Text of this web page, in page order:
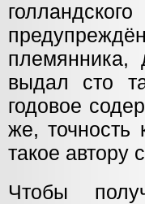
племянника,
выдал сто
годовое
же, точность
такое автору
Чтобы